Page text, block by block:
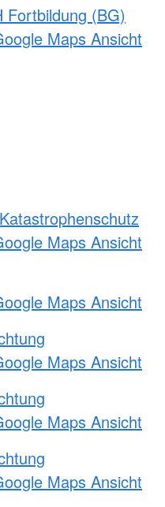
Fortbildung (BG)
Maps Ansicht
Maps Ansicht
Maps Ansicht
Maps Ansicht
Maps Ansicht
Maps Ansicht